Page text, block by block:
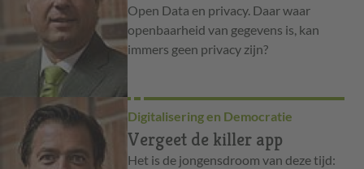
Open Data en privacy. Daar waar
openbaarheid van gegevens is, kan
immers geen privacy zijn?
Digitalisering en Democratie
Vergeet de killer app
Het is de jongensdroom van deze tijd: